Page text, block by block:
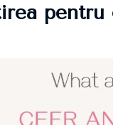
pentru